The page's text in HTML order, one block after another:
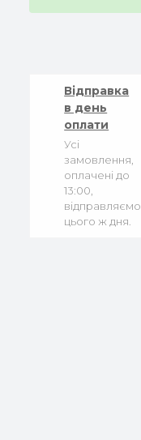
Відправка
в день
оплати
Усі
замовлення,
оплачені до
13:00,
відправляємо
цього ж дня.